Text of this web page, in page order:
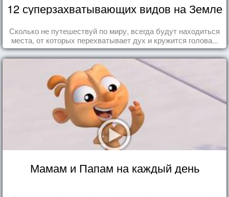
12 суперзахватывающих видов на Земле
Сколько не путешествуй по миру, всегда будут находиться
места, от которых перехватывает дух и кружится голова...
Мамам и Папам на каждый день